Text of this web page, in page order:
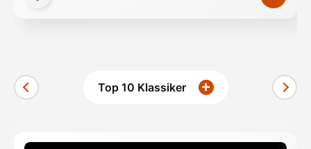
Ihrer Nutzung der Dienste gesammelt haben.
Top 10 Klassiker